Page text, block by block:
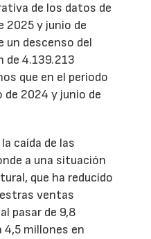
de los datos de
2025 y junio de
un descenso del
de 4.139.213
que en el periodo
2024 y junio de
caída de las
a una situación
que ha reducido
ventas
pasar de 9,8
4,5 millones en